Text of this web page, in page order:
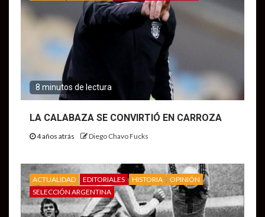
8 minutos de lectura
LA CALABAZA SE CONVIRTIÓ EN CARROZA
4 años atrás Diego Chavo Fucks
ACTUALIDAD EDITORIALES HISTORIA
OPINIÓN
SELECCIÓN ARGENTINA